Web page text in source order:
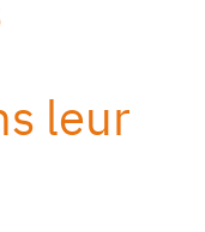
leur